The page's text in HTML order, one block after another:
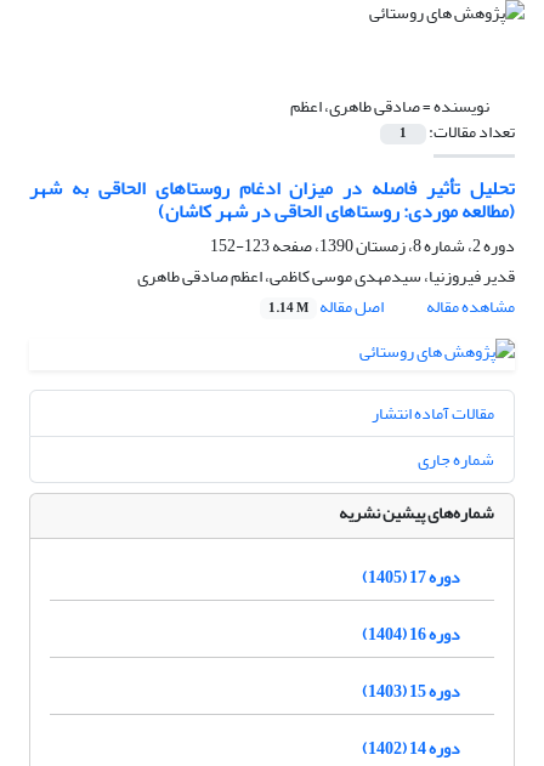
نویسنده =صادقی طاهری، اعظم
تعداد مقالات: 1
تحلیل تأثیر فاصله در میزان ادغام روستاهای الحاقی به شهر
(مطالعه موردی: روستاهای الحاقی در شهر کاشان)
دوره 2، شماره 8، زمستان 1390، صفحه
123-152
قدیر فیروزنیا، سیدمهدی موسی کاظمی، اعظم صادقی طاهری
مشاهده مقاله
اصل مقاله 1.14 M
مقالات آماده انتشار
شماره جاری
شماره‌های پیشین نشریه
دوره 17 (1405)
دوره 16 (1404)
دوره 15 (1403)
دوره 14 (1402)